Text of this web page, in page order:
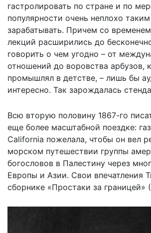
гастролировать по стране и по
популярности очень неплохо
зарабатывать. Причем со
лекций расширились до
говорить о чем угодно – от
отношений до воровства арбузов,
промышлял в детстве, – лишь бы
интересно. Так зарождалась
Всю вторую половину 1867-го
еще более масштабной поездке:
California пожелала, чтобы он вел
морском путешествии группы
богословов в Палестину через
Европы и Азии. Свои впечатления
сборнике «Простаки за границей»